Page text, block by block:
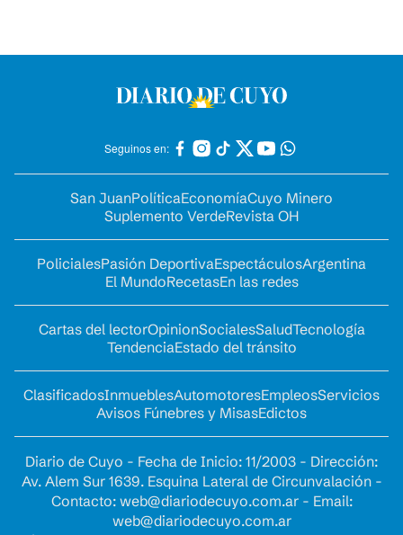
Seguinos en:
San JuanPolíticaEconomíaCuyo Minero
Suplemento VerdeRevista OH
PolicialesPasión DeportivaEspectáculosArgentina
El MundoRecetasEn las redes
Cartas del lectorOpinionSocialesSaludTecnología
TendenciaEstado del tránsito
ClasificadosInmueblesAutomotoresEmpleosServicios
Avisos Fúnebres y MisasEdictos
Diario de Cuyo - Fecha de Inicio: 11/2003 - Dirección:
Av. Alem Sur 1639. Esquina Lateral de Circunvalación -
Contacto: web@diariodecuyo.com.ar- Email:
web@diariodecuyo.com.ar